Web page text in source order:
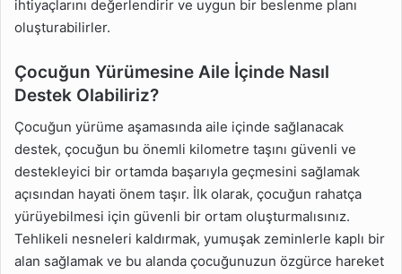
ihtiyaçlarını değerlendirir ve uygun bir beslenme planı
oluşturabilirler.
Çocuğun Yürümesine Aile İçinde Nasıl
Destek Olabiliriz?
Çocuğun yürüme aşamasında aile içinde sağlanacak
destek, çocuğun bu önemli kilometre taşını güvenli ve
destekleyici bir ortamda başarıyla geçmesini sağlamak
açısından hayati önem taşır. İlk olarak, çocuğun rahatça
yürüyebilmesi için güvenli bir ortam oluşturmalısınız.
Tehlikeli nesneleri kaldırmak, yumuşak zeminlerle kaplı bir
alan sağlamak ve bu alanda çocuğunuzun özgürce hareket